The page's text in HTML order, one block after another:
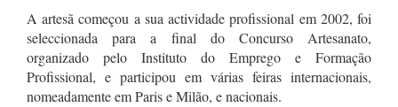
A artesã começou a sua actividade profissional em 2002, foi
seleccionada para a final do Concurso Artesanato,
organizado pelo Instituto do Emprego e Formação
Profissional, e participou em várias feiras internacionais,
nomeadamente em Paris e Milão, e nacionais.